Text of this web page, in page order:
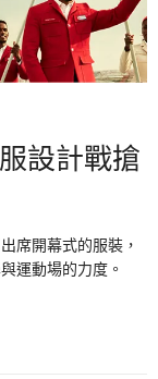
設計戰搶
席開幕式的服裝，
運動場的力度。